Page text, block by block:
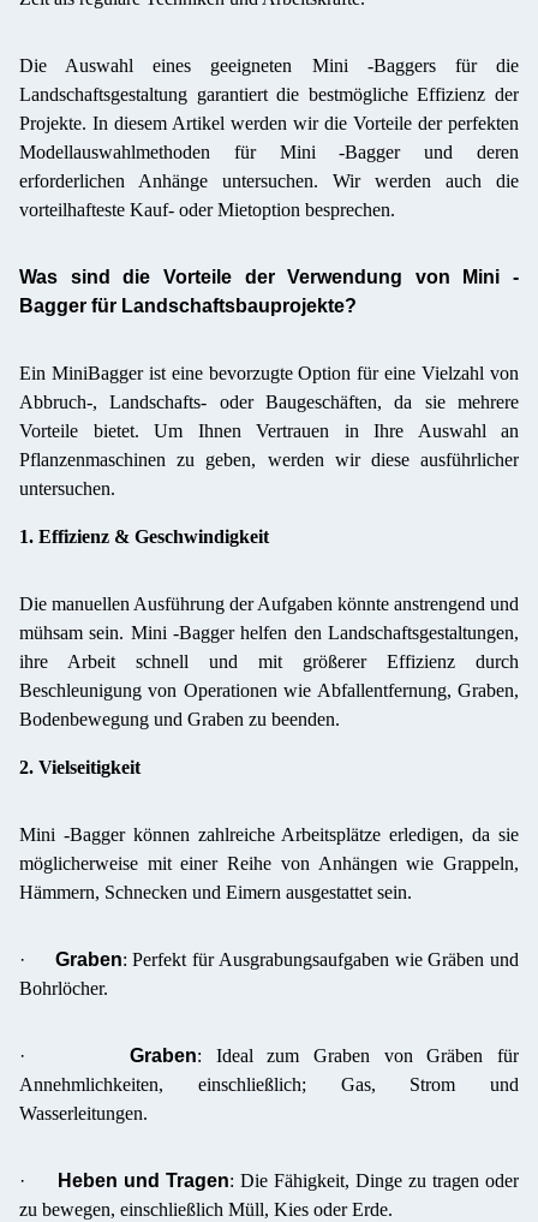
Die Auswahl eines geeigneten Mini -Baggers für die
Landschaftsgestaltung garantiert die bestmögliche Effizienz der
Projekte. In diesem Artikel werden wir die Vorteile der perfekten
Modellauswahlmethoden für Mini -Bagger und deren
erforderlichen Anhänge untersuchen. Wir werden auch die
vorteilhafteste Kauf- oder Mietoption besprechen.
Was sind die Vorteile der Verwendung von Mini -
Bagger für Landschaftsbauprojekte?
Ein MiniBagger ist eine bevorzugte Option für eine Vielzahl von
Abbruch-, Landschafts- oder Baugeschäften, da sie mehrere
Vorteile bietet. Um Ihnen Vertrauen in Ihre Auswahl an
Pflanzenmaschinen zu geben, werden wir diese ausführlicher
untersuchen.
1. Effizienz & Geschwindigkeit
Die manuellen Ausführung der Aufgaben könnte anstrengend und
mühsam sein. Mini -Bagger helfen den Landschaftsgestaltungen,
ihre Arbeit schnell und mit größerer Effizienz durch
Beschleunigung von Operationen wie Abfallentfernung, Graben,
Bodenbewegung und Graben zu beenden.
2. Vielseitigkeit
Mini -Bagger können zahlreiche Arbeitsplätze erledigen, da sie
möglicherweise mit einer Reihe von Anhängen wie Grappeln,
Hämmern, Schnecken und Eimern ausgestattet sein.
· Graben: Perfekt für Ausgrabungsaufgaben wie Gräben und
Bohrlöcher.
· Graben: Ideal zum Graben von Gräben für
Annehmlichkeiten, einschließlich; Gas, Strom und
Wasserleitungen.
· Heben und Tragen: Die Fähigkeit, Dinge zu tragen oder
zu bewegen, einschließlich Müll, Kies oder Erde.